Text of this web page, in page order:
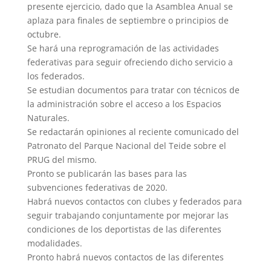
presente ejercicio, dado que la Asamblea Anual se
aplaza para finales de septiembre o principios de
octubre.
Se hará una reprogramación de las actividades
federativas para seguir ofreciendo dicho servicio a
los federados.
Se estudian documentos para tratar con técnicos de
la administración sobre el acceso a los Espacios
Naturales.
Se redactarán opiniones al reciente comunicado del
Patronato del Parque Nacional del Teide sobre el
PRUG del mismo.
Pronto se publicarán las bases para las
subvenciones federativas de 2020.
Habrá nuevos contactos con clubes y federados para
seguir trabajando conjuntamente por mejorar las
condiciones de los deportistas de las diferentes
modalidades.
Pronto habrá nuevos contactos de las diferentes